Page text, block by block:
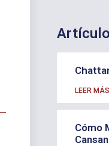
LEER
Cómo